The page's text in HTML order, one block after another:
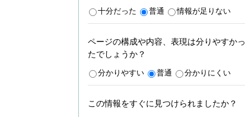
十分だった 普通 情報が足りない
ページの構成や内容、表現は分りやすかっ
たでしょうか？
分かりやすい 普通 分かりにくい
この情報をすぐに見つけられましたか？